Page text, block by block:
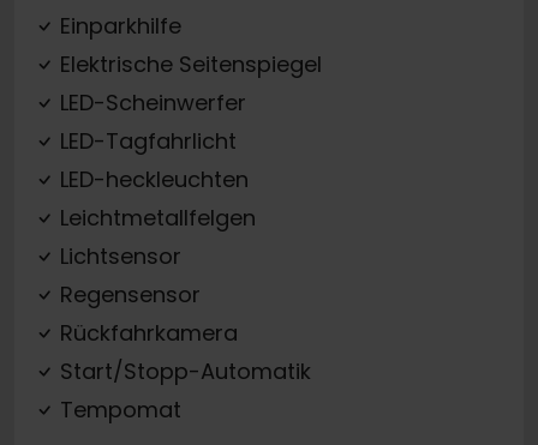
Einparkhilfe
Elektrische Seitenspiegel
LED-Scheinwerfer
LED-Tagfahrlicht
LED-heckleuchten
Leichtmetallfelgen
Lichtsensor
Regensensor
Rückfahrkamera
Start/Stopp-Automatik
Tempomat